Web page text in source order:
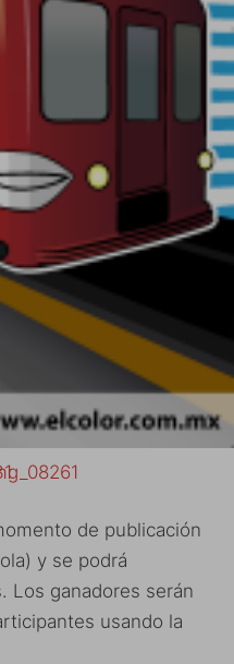
de publicación
y se podrá
Los ganadores serán
usando la